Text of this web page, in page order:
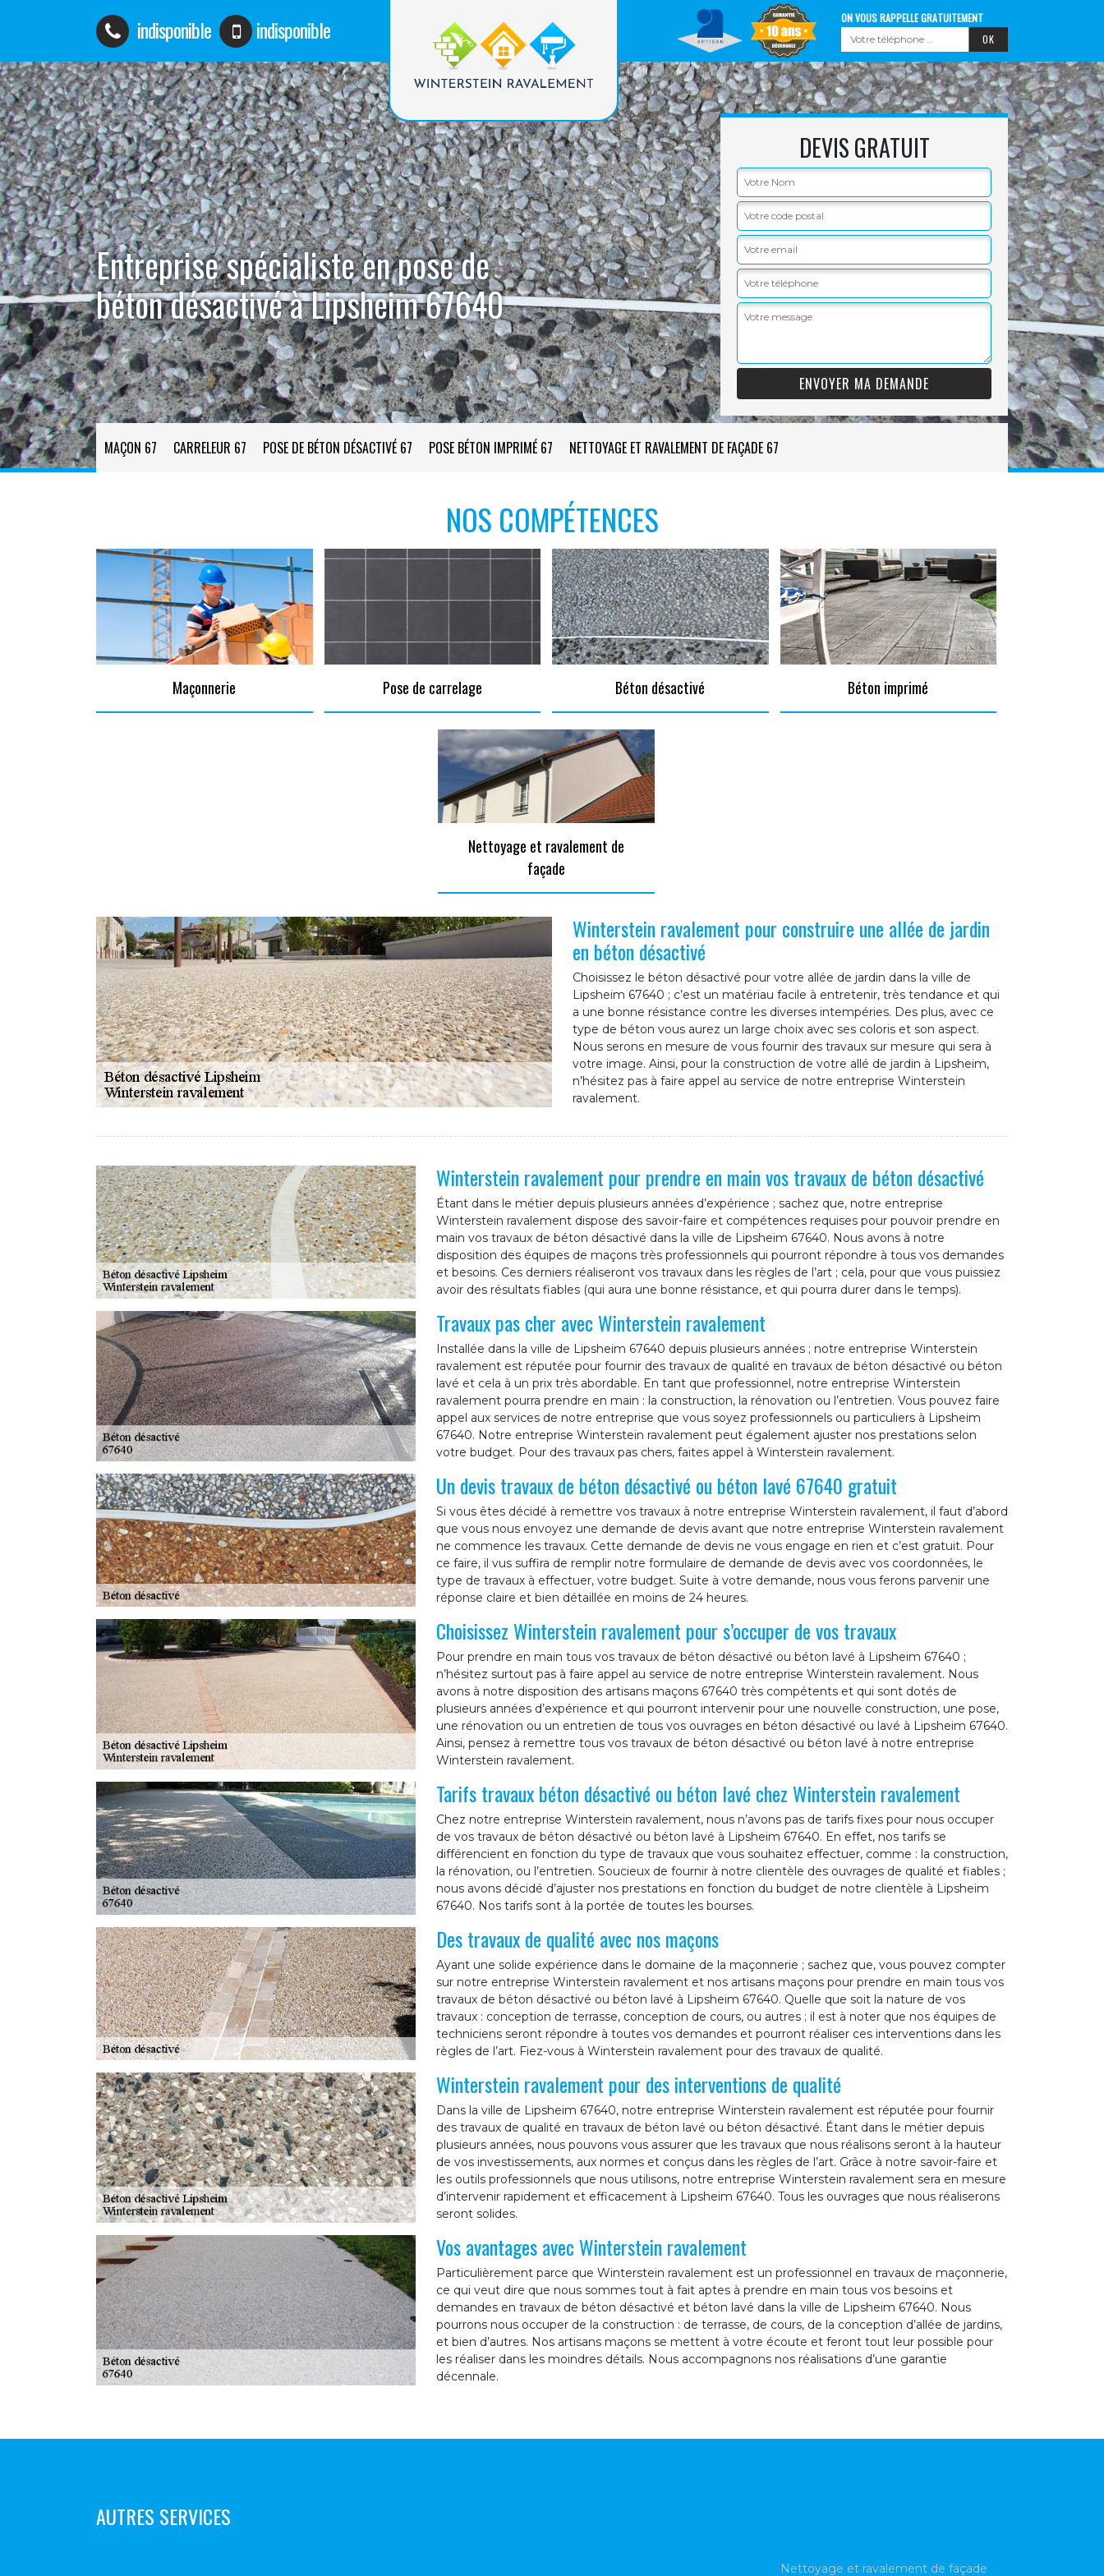
indisponible indisponible ON VOUS RAPPELLE GRATUITEMENT
Entreprise spécialiste en pose de
béton désactivé à Lipsheim 67640
DEVIS GRATUIT
MAÇON 67 CARRELEUR 67 POSE DE BÉTON DÉSACTIVÉ 67 POSE BÉTON IMPRIMÉ 67 NETTOYAGE ET RAVALEMENT DE FAÇADE 67
NOS COMPÉTENCES
Maçonnerie Pose de carrelage Béton désactivé Béton imprimé
Nettoyage et ravalement de
façade
Winterstein ravalement pour construire une allée de jardin
en béton désactivé
Choisissez le béton désactivé pour votre allée de jardin dans la ville de
Lipsheim 67640 ; c’est un matériau facile à entretenir, très tendance et qui
a une bonne résistance contre les diverses intempéries. Des plus, avec ce
type de béton vous aurez un large choix avec ses coloris et son aspect.
Nous serons en mesure de vous fournir des travaux sur mesure qui sera à
votre image. Ainsi, pour la construction de votre allé de jardin à Lipsheim,
n’hésitez pas à faire appel au service de notre entreprise Winterstein
ravalement.
Winterstein ravalement pour prendre en main vos travaux de béton désactivé
Étant dans le métier depuis plusieurs années d’expérience ; sachez que, notre entreprise
Winterstein ravalement dispose des savoir-faire et compétences requises pour pouvoir prendre en
main vos travaux de béton désactivé dans la ville de Lipsheim 67640. Nous avons à notre
disposition des équipes de maçons très professionnels qui pourront répondre à tous vos demandes
et besoins. Ces derniers réaliseront vos travaux dans les règles de l’art ; cela, pour que vous puissiez
avoir des résultats fiables (qui aura une bonne résistance, et qui pourra durer dans le temps).
Travaux pas cher avec Winterstein ravalement
Installée dans la ville de Lipsheim 67640 depuis plusieurs années ; notre entreprise Winterstein
ravalement est réputée pour fournir des travaux de qualité en travaux de béton désactivé ou béton
lavé et cela à un prix très abordable. En tant que professionnel, notre entreprise Winterstein
ravalement pourra prendre en main : la construction, la rénovation ou l’entretien. Vous pouvez faire
appel aux services de notre entreprise que vous soyez professionnels ou particuliers à Lipsheim
67640. Notre entreprise Winterstein ravalement peut également ajuster nos prestations selon
votre budget. Pour des travaux pas chers, faites appel à Winterstein ravalement.
Un devis travaux de béton désactivé ou béton lavé 67640 gratuit
Si vous êtes décidé à remettre vos travaux à notre entreprise Winterstein ravalement, il faut d’abord
que vous nous envoyez une demande de devis avant que notre entreprise Winterstein ravalement
ne commence les travaux. Cette demande de devis ne vous engage en rien et c’est gratuit. Pour
ce faire, il vus suffira de remplir notre formulaire de demande de devis avec vos coordonnées, le
type de travaux à effectuer, votre budget. Suite à votre demande, nous vous ferons parvenir une
réponse claire et bien détaillée en moins de 24 heures.
Choisissez Winterstein ravalement pour s’occuper de vos travaux
Pour prendre en main tous vos travaux de béton désactivé ou béton lavé à Lipsheim 67640 ;
n’hésitez surtout pas à faire appel au service de notre entreprise Winterstein ravalement. Nous
avons à notre disposition des artisans maçons 67640 très compétents et qui sont dotés de
plusieurs années d’expérience et qui pourront intervenir pour une nouvelle construction, une pose,
une rénovation ou un entretien de tous vos ouvrages en béton désactivé ou lavé à Lipsheim 67640.
Ainsi, pensez à remettre tous vos travaux de béton désactivé ou béton lavé à notre entreprise
Winterstein ravalement.
Tarifs travaux béton désactivé ou béton lavé chez Winterstein ravalement
Chez notre entreprise Winterstein ravalement, nous n’avons pas de tarifs fixes pour nous occuper
de vos travaux de béton désactivé ou béton lavé à Lipsheim 67640. En effet, nos tarifs se
différencient en fonction du type de travaux que vous souhaitez effectuer, comme : la construction,
la rénovation, ou l’entretien. Soucieux de fournir à notre clientèle des ouvrages de qualité et fiables ;
nous avons décidé d’ajuster nos prestations en fonction du budget de notre clientèle à Lipsheim
67640. Nos tarifs sont à la portée de toutes les bourses.
Des travaux de qualité avec nos maçons
Ayant une solide expérience dans le domaine de la maçonnerie ; sachez que, vous pouvez compter
sur notre entreprise Winterstein ravalement et nos artisans maçons pour prendre en main tous vos
travaux de béton désactivé ou béton lavé à Lipsheim 67640. Quelle que soit la nature de vos
travaux : conception de terrasse, conception de cours, ou autres ; il est à noter que nos équipes de
techniciens seront répondre à toutes vos demandes et pourront réaliser ces interventions dans les
règles de l’art. Fiez-vous à Winterstein ravalement pour des travaux de qualité.
Winterstein ravalement pour des interventions de qualité
Dans la ville de Lipsheim 67640, notre entreprise Winterstein ravalement est réputée pour fournir
des travaux de qualité en travaux de béton lavé ou béton désactivé. Étant dans le métier depuis
plusieurs années, nous pouvons vous assurer que les travaux que nous réalisons seront à la hauteur
de vos investissements, aux normes et conçus dans les règles de l’art. Grâce à notre savoir-faire et
les outils professionnels que nous utilisons, notre entreprise Winterstein ravalement sera en mesure
d’intervenir rapidement et efficacement à Lipsheim 67640. Tous les ouvrages que nous réaliserons
seront solides.
Vos avantages avec Winterstein ravalement
Particulièrement parce que Winterstein ravalement est un professionnel en travaux de maçonnerie,
ce qui veut dire que nous sommes tout à fait aptes à prendre en main tous vos besoins et
demandes en travaux de béton désactivé et béton lavé dans la ville de Lipsheim 67640. Nous
pourrons nous occuper de la construction : de terrasse, de cours, de la conception d’allée de jardins,
et bien d’autres. Nos artisans maçons se mettent à votre écoute et feront tout leur possible pour
les réaliser dans les moindres détails. Nous accompagnons nos réalisations d’une garantie
décennale.
AUTRES SERVICES
Nettoyage et ravalement de façade